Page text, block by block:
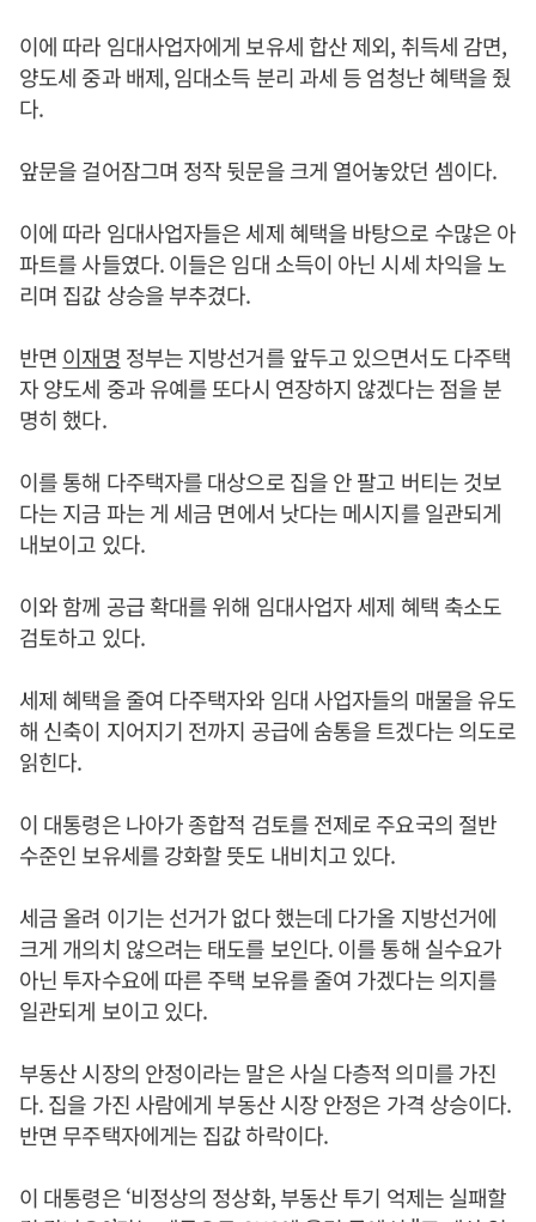
이에 따라 임대사업자에게 보유세 합산 제외, 취득세 감면,
양도세 중과 배제, 임대소득 분리 과세 등 엄청난 혜택을 줬
다.
앞문을 걸어잠그며 정작 뒷문을 크게 열어놓았던 셈이다.
이에 따라 임대사업자들은 세제 혜택을 바탕으로 수많은 아
파트를 사들였다. 이들은 임대 소득이 아닌 시세 차익을 노
리며 집값 상승을 부추겼다.
반면 이재명 정부는 지방선거를 앞두고 있으면서도 다주택
자 양도세 중과 유예를 또다시 연장하지 않겠다는 점을 분
명히 했다.
이를 통해 다주택자를 대상으로 집을 안 팔고 버티는 것보
다는 지금 파는 게 세금 면에서 낫다는 메시지를 일관되게
내보이고 있다.
이와 함께 공급 확대를 위해 임대사업자 세제 혜택 축소도
검토하고 있다.
세제 혜택을 줄여 다주택자와 임대 사업자들의 매물을 유도
해 신축이 지어지기 전까지 공급에 숨통을 트겠다는 의도로
읽힌다.
이 대통령은 나아가 종합적 검토를 전제로 주요국의 절반
수준인 보유세를 강화할 뜻도 내비치고 있다.
세금 올려 이기는 선거가 없다 했는데 다가올 지방선거에
크게 개의치 않으려는 태도를 보인다. 이를 통해 실수요가
아닌 투자수요에 따른 주택 보유를 줄여 가겠다는 의지를
일관되게 보이고 있다.
부동산 시장의 안정이라는 말은 사실 다층적 의미를 가진
다. 집을 가진 사람에게 부동산 시장 안정은 가격 상승이다.
반면 무주택자에게는 집값 하락이다.
이 대통령은 ‘비정상의 정상화, 부동산 투기 억제는 실패할